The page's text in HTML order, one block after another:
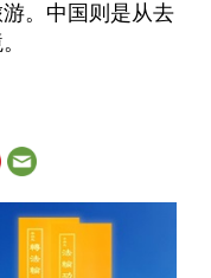
。中国则是从去